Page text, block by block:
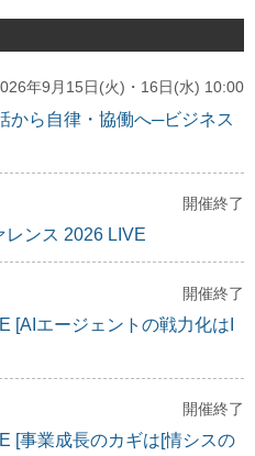
年9月15日(火)・16日(水) 10:00
から自律・協働へ─ビジネス
開催終了
レンス 2026 LIVE
開催終了
[AIエージェントの戦力化はI
開催終了
[事業成長のカギは[情シスの